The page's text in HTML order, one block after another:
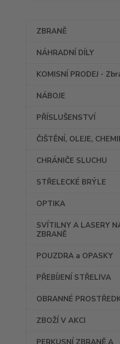
ZBRANĚ
NÁHRADNÍ DÍLY
KOMISNÍ PRODEJ -
NÁBOJE
PŘÍSLUŠENSTVÍ
ČIŠTĚNÍ, OLEJE,
CHRÁNIČE SLUCHU
STŘELECKÉ BRÝLE
OPTIKA
SVÍTILNY A LASERY
ZBRANĚ
POUZDRA a OPASKY
PŘEBÍJENÍ STŘELIVA
OBRANNÉ
ZBOŽÍ V AKCI
PERKUSNÍ ZBRANĚ A